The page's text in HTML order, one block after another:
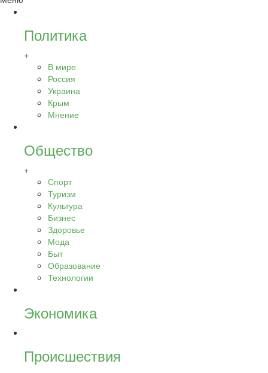
Политика
+
В мире
Россия
Украина
Крым
Мнение
Общество
+
Спорт
Туризм
Культура
Бизнес
Здоровье
Мода
Быт
Образование
Технологии
Экономика
Происшествия